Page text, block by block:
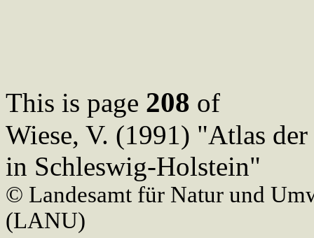
This is page 208 of
Wiese, V. (1991) "Atlas
in Schleswig-Holstein"
© Landesamt für Natur und
(LANU)